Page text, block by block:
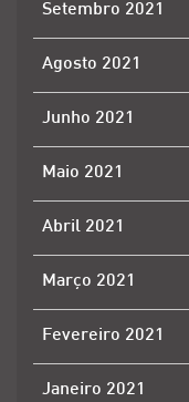
Setembro 2021
Agosto 2021
Junho 2021
Maio 2021
Abril 2021
Março 2021
Fevereiro 2021
Janeiro 2021